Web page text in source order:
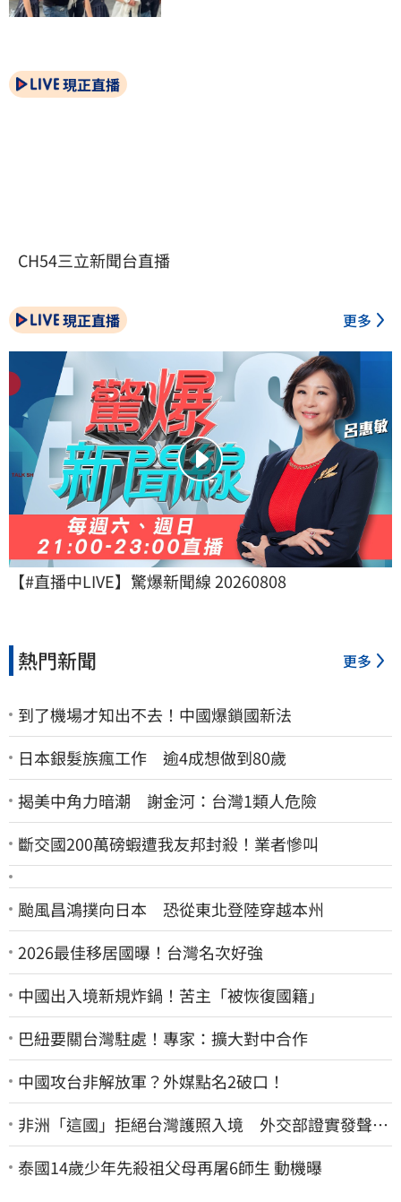
現正直播
CH54三立新聞台直播
現正直播 更多
【#直播中LIVE】驚爆新聞線 20260808
熱門新聞 更多
到了機場才知出不去！中國爆鎖國新法
日本銀髮族瘋工作 逾4成想做到80歲
揭美中角力暗潮 謝金河：台灣1類人危險
斷交國200萬磅蝦遭我友邦封殺！業者慘叫
颱風昌鴻撲向日本 恐從東北登陸穿越本州
2026最佳移居國曝！台灣名次好強
中國出入境新規炸鍋！苦主「被恢復國籍」
巴紐要關台灣駐處！專家：擴大對中合作
中國攻台非解放軍？外媒點名2破口！
非洲「這國」拒絕台灣護照入境 外交部證實發聲
了：持續交涉聯繫
泰國14歲少年先殺祖父母再屠6師生 動機曝